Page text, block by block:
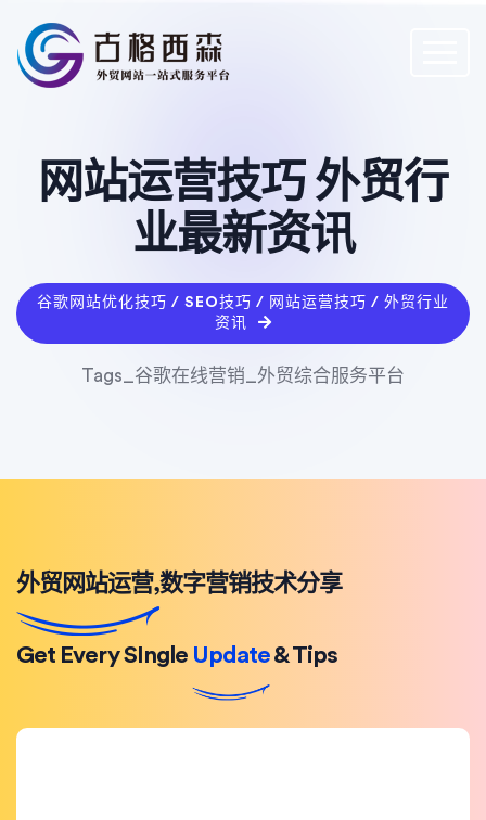
网站运营技巧 外贸行
业最新资讯
谷歌网站优化技巧 / SEO技巧 / 网站运营技巧 / 外贸行业
资讯
Tags_谷歌在线营销_外贸综合服务平台
外贸网站运营,数字营销技术分享
Get Every SIngle Update& Tips